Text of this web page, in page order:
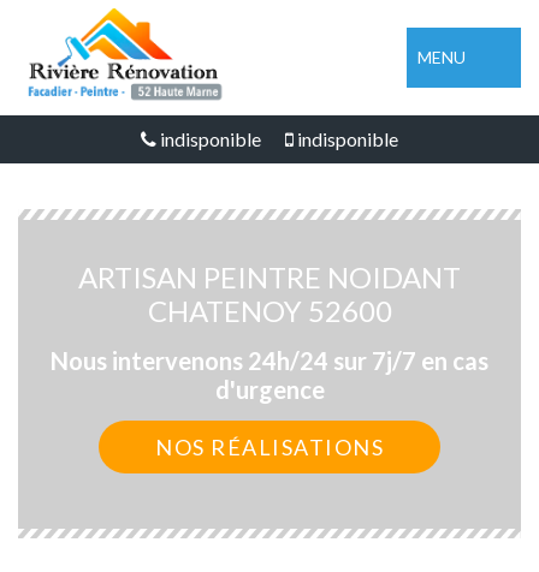
MENU
indisponible indisponible
ARTISAN PEINTRE NOIDANT
CHATENOY 52600
Nous intervenons 24h/24 sur 7j/7 en cas
d'urgence
NOS RÉALISATIONS